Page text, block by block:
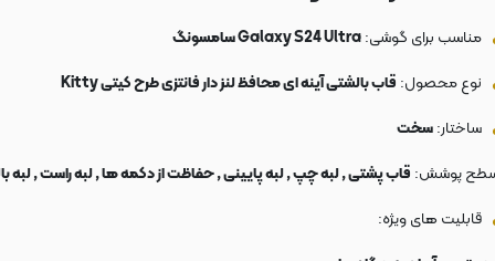
مناسب برای گوشی:Galaxy S24 Ultra سامسونگ
نوع محصول: قاب بالشتی آینه ای محافظ لنز دار فانتزی طرح کیتی Kitty
ساختار:سخت
پوشش: قاب پشتی , لبه چپ , لبه پایینی , حفاظت از دکمه ها , لبه راست , لبه
قابلیت های ویژه: